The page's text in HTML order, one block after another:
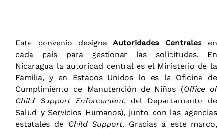
Este convenio designaAutoridades Centralesen
cada país para gestionar las solicitudes. En
Nicaragua la autoridad central es el Ministerio de la
Familia, y en Estados Unidos lo es la Oficina de
Cumplimiento de Manutención de Niños (Office of
Child Support Enforcement, del Departamento de
Salud y Servicios Humanos), junto con las agencias
estatales de Child Support. Gracias a este marco,